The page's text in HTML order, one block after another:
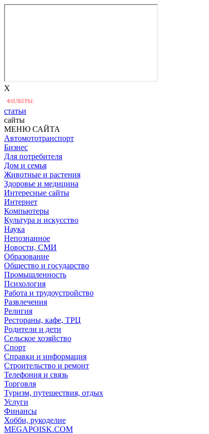
X
ФИЛЬТРЫ:
статьи
сайты
МЕНЮ САЙТА
Автомототранспорт
Бизнес
Для потребителя
Дом и семья
Животные и растения
Здоровье и медицина
Интересные сайты
Интернет
Компьютеры
Культура и искусство
Наука
Непознанное
Новости, СМИ
Образование
Общество и государство
Промышленность
Психология
Работа и трудоустройство
Развлечения
Религия
Рестораны, кафе, ТРЦ
Родители и дети
Сельское хозяйство
Спорт
Справки и информация
Строительство и ремонт
Телефония и связь
Торговля
Туризм, путешествия, отдых
Услуги
Финансы
Хобби, рукоделие
MEGAPOISK.COM